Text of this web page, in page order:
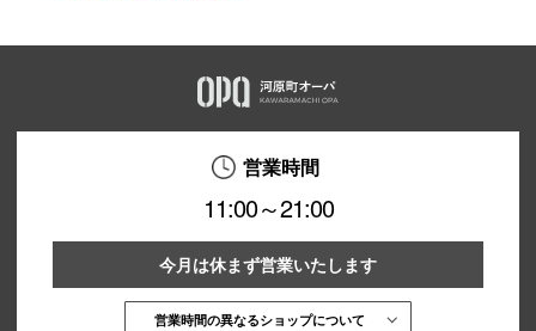
営業時間
11:00～21:00
今月は休まず営業いたします
営業時間の異なるショップについて